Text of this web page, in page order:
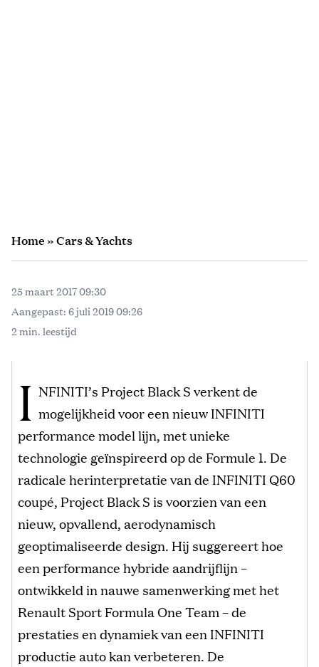
Home»Cars & Yachts
25 maart 2017 09:30
Aangepast: 6 juli 2019 09:26
2 min. leestijd
I NFINITI’s Project Black S verkent de
mogelijkheid voor een nieuw INFINITI
performance model lijn, met unieke
technologie geïnspireerd op de Formule 1. De
radicale herinterpretatie van de INFINITI Q60
coupé, Project Black S is voorzien van een
nieuw, opvallend, aerodynamisch
geoptimaliseerde design. Hij suggereert hoe
een performance hybride aandrijflijn –
ontwikkeld in nauwe samenwerking met het
Renault Sport Formula One Team – de
prestaties en dynamiek van een INFINITI
productie auto kan verbeteren. De